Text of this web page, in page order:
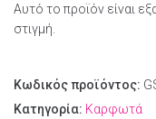
Αυτό το προϊόν είναι
στιγμή.
Κωδικός προϊόντος:
Κατηγορία: Καρφωτά